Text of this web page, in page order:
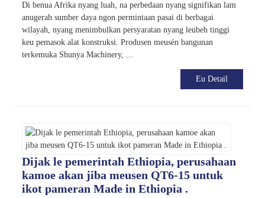
Di benua Afrika nyang luah, na perbedaan nyang signifikan lam
anugerah sumber daya ngon permintaan pasai di berbagai
wilayah, nyang menimbulkan persyaratan nyang leubeh tinggi
keu pemasok alat konstruksi. Produsen meusén bangunan
terkemuka Shunya Machinery, ...
Eu Detail
Dijak le pemerintah Ethiopia, perusahaan
kamoe akan jiba meusen QT6-15 untuk
ikot pameran Made in Ethiopia .